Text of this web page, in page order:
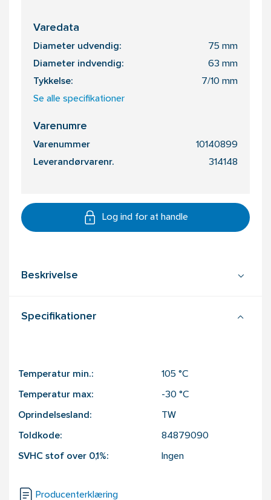
Varedata
Diameter udvendig: 75 mm
Diameter indvendig: 63 mm
Tykkelse: 7/10 mm
Se alle specifikationer
Varenumre
Varenummer 10140899
Leverandørvarenr. 314148
Log ind for at handle
Beskrivelse
Specifikationer
Temperatur min.: 105 °C
Temperatur max: -30 °C
Oprindelsesland: TW
Toldkode: 84879090
SVHC stof over 0,1%: Ingen
Producenterklæring